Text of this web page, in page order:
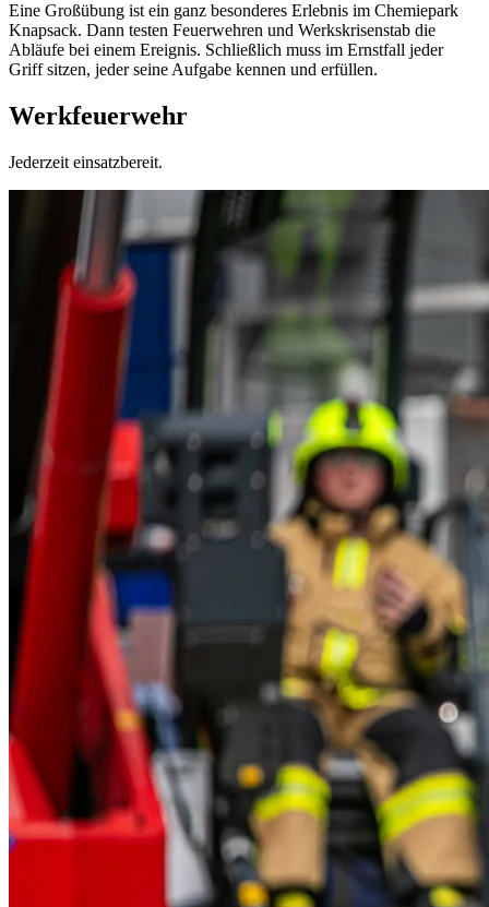
Eine Großübung ist ein ganz besonderes Erlebnis im Chemiepark
Knapsack. Dann testen Feuerwehren und Werkskrisenstab die
Abläufe bei einem Ereignis. Schließlich muss im Ernstfall jeder
Griff sitzen, jeder seine Aufgabe kennen und erfüllen.
Werkfeuerwehr
Jederzeit einsatzbereit.